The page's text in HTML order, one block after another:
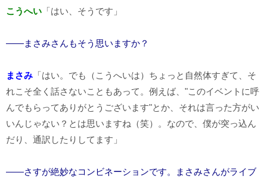
こうへい 「はい、そうです」
――まさみさんもそう思いますか？
まさみ 「はい。でも（こうへいは）ちょっと自然体すぎて、そ
れこそ全く話さないこともあって。例えば、"このイベントに呼
んでもらってありがとうございます"とか、それは言った方がい
いんじゃない？とは思いますね（笑）。なので、僕が突っ込ん
だり、通訳したりしてます」
――さすが絶妙なコンビネーションです。まさみさんがライブ